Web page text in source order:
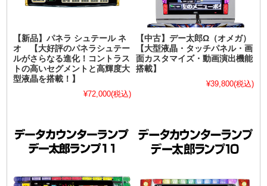
【新品】パネラ シュテール ネ
オ 【大好評のパネラシュテー
ルがさらなる進化！コントラス
トの高いセグメントと高輝度大
型液晶を搭載！】
¥72,000(税込)
【中古】デー太郎Ω（オメガ）
【大型液晶・タッチパネル・画
面カスタマイズ・動画演出機能
搭載】
¥39,800(税込)